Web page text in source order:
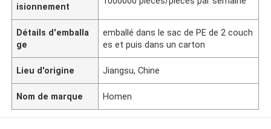
isionnement
Détails d'emballa
ge
emballé dans le sac de PE de 2 couch
es et puis dans un carton
Lieu d'origine Jiangsu, Chine
Nom de marque Homen